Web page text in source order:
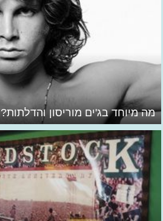
מה מיוחד בג'ים מוריסון והדלתות?